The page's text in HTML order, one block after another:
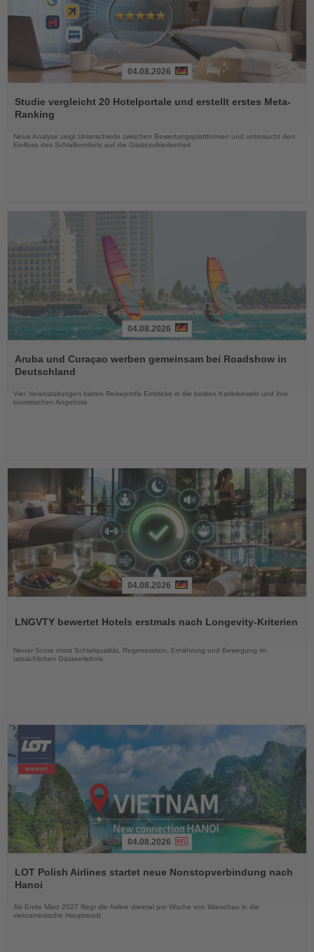
Sie
die
Nachrichten
04.08.2026
Studie vergleicht 20 Hotelportale und erstellt erstes Meta-
Ranking
Neue Analyse zeigt Unterschiede zwischen Bewertungsplattformen und untersucht den
Einfluss des Schlafkomforts auf die Gästezufriedenheit
Sie
die
04.08.2026
Aruba und Curaçao werben gemeinsam bei Roadshow in
Deutschland
Vier Veranstaltungen bieten Reiseprofis Einblicke in die beiden Karibikinseln und ihre
touristischen Angebote
die
04.08.2026
LNGVTY bewertet Hotels erstmals nach Longevity-Kriterien
Neuer Score misst Schlafqualität, Regeneration, Ernährung und Bewegung im
tatsächlichen Gästeerlebnis
Sie
die
04.08.2026
LOT Polish Airlines startet neue Nonstopverbindung nach
Hanoi
Ab Ende März 2027 fliegt die Airline dreimal pro Woche von Warschau in die
vietnamesische Hauptstadt